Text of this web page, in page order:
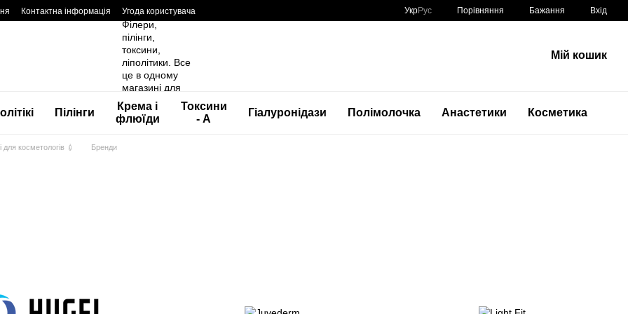
Контактна інформація Угода користувача УкрРус Порівняння Бажання Вхід
Мій кошик
Пілінги
Крема і
флюїди
Токсини
- А
Гіалуронідази Полімолочка Анастетики Косметика
косметологів 💉 Бренди